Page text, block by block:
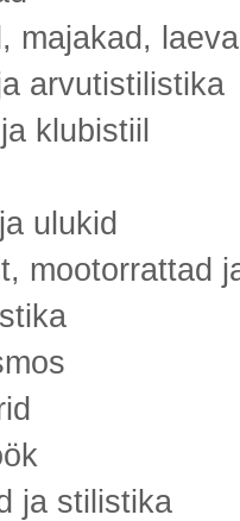
majakad,
arvutistilistika
klubistiil
ulukid
mootorrattad
ja stilistika